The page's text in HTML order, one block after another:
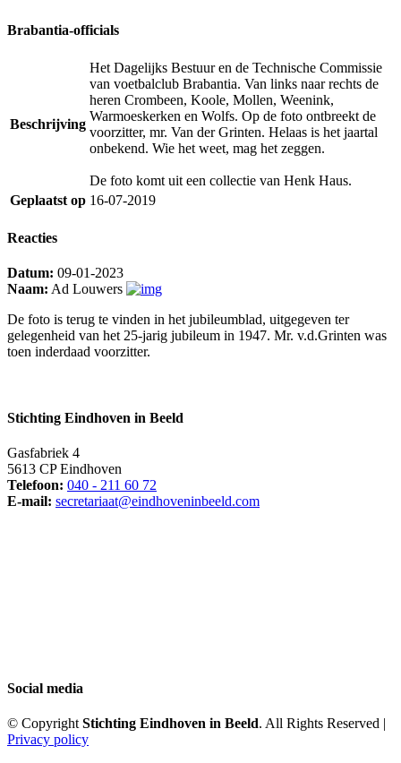
Brabantia-officials
Beschrijving
Het Dagelijks Bestuur en de Technische Commissie
van voetbalclub Brabantia. Van links naar rechts de
heren Crombeen, Koole, Mollen, Weenink,
Warmoeskerken en Wolfs. Op de foto ontbreekt de
voorzitter, mr. Van der Grinten. Helaas is het jaartal
onbekend. Wie het weet, mag het zeggen.
De foto komt uit een collectie van Henk Haus.
Geplaatst op 16-07-2019
Reacties
Datum: 09-01-2023
Naam: Ad Louwers
De foto is terug te vinden in het jubileumblad, uitgegeven ter
gelegenheid van het 25-jarig jubileum in 1947. Mr. v.d.Grinten was
toen inderdaad voorzitter.
Stichting Eindhoven in Beeld
Gasfabriek 4
5613 CP Eindhoven
Telefoon: 040 - 211 60 72
E-mail: secretariaat@eindhoveninbeeld.com
Social media
© CopyrightStichting Eindhoven in Beeld. All Rights Reserved |
Privacy policy